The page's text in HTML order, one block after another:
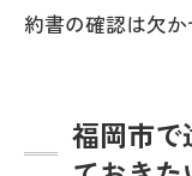
約書の確認は欠か
福岡市で